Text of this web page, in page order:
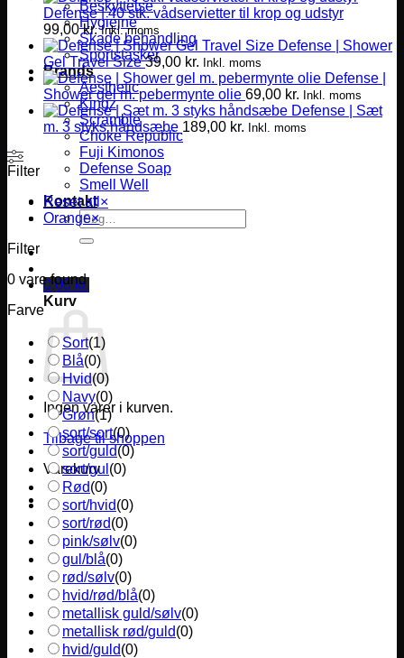
Beskyttelse
Hygiejne
Skade behandling
Sportstasker
Brands
Aesthetic
Kingz
Scramble
Choke Republic
Fuji Kimonos
Defense Soap
Smell Well
Kontakt
Søg
efter:
0,00 kr.
Kurv
Ingen varer i kurven.
Tilbage til shoppen
Varekurv
Defense | 40 stk. vådservietter til krop og udstyr
99,00kr. Inkl. moms
Defense | Shower
Gel Travel Size 39,00 kr. Inkl. moms
Defense |
Shower gel m. pebermynte olie 69,00 kr. Inkl. moms
Defense | Sæt
m. 3 styks håndsæbe 189,00 kr. Inkl. moms
Filter
Reset all ×
Orange×
Filter
0 vare found
Farve
Sort(1)
Blå(0)
Hvid(0)
Navy(0)
Grøn(1)
sort/sort(0)
sort/guld(0)
sort/gul (0)
Rød(0)
sort/hvid(0)
sort/rød(0)
pink/sølv(0)
gul/blå(0)
rød/sølv(0)
hvid/rød/blå(0)
metallisk guld/sølv(0)
metallisk rød/guld(0)
hvid/guld(0)